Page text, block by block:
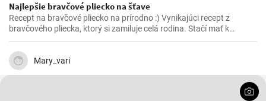
Najlepšie bravčové pliecko na šťave
Recept na bravčové pliecko na prírodno :) Vynikajúci recept z
bravčového pliecka, ktorý si zamiluje celá rodina. Stačí mať k
dispozícií pár ingrediencií a vynikajúce bravčové mäso na šťave je
na svete.
Mary_vari